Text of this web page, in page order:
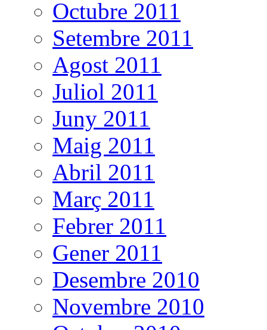
Octubre 2011
Setembre 2011
Agost 2011
Juliol 2011
Juny 2011
Maig 2011
Abril 2011
Març 2011
Febrer 2011
Gener 2011
Desembre 2010
Novembre 2010